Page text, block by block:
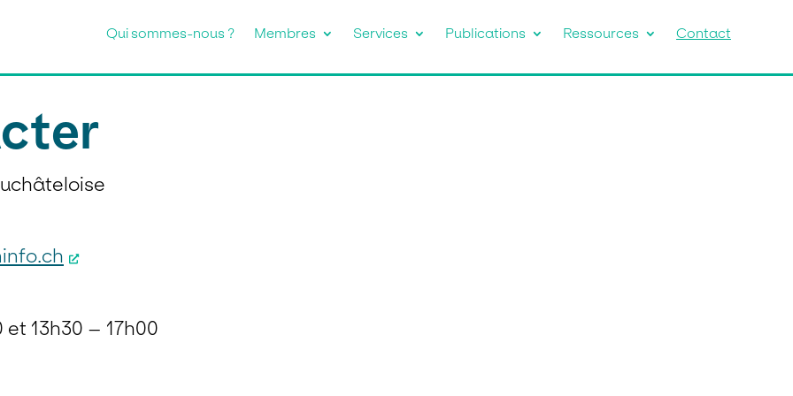
Qui sommes-nous ? Membres Services Publications Ressources Contact
13h30 – 17h00